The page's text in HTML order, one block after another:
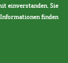
einverstanden. Sie
finden